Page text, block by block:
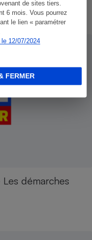
de sites tiers.
6 mois. Vous pourrez
le lien « paramétrer
12/07/2024
FERMER
démarches